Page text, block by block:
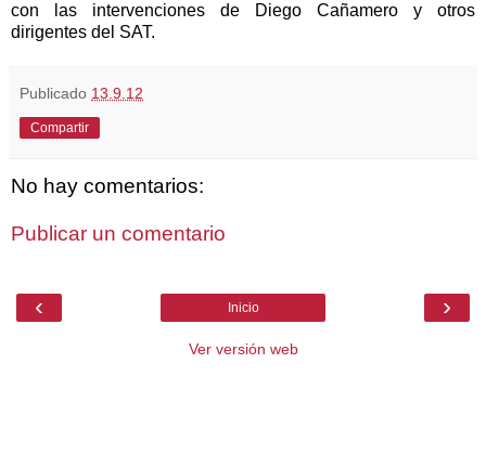
con las intervenciones de Diego Cañamero y otros
dirigentes del SAT.
Publicado 13.9.12
Compartir
No hay comentarios:
Publicar un comentario
‹ ›
Inicio
Ver versión web